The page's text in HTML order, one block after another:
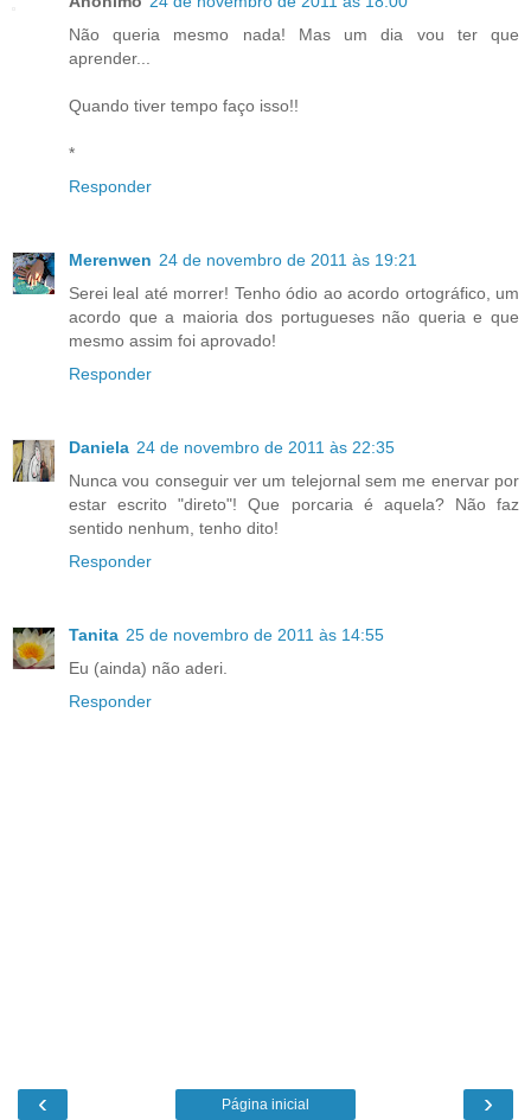
Não queria mesmo nada! Mas um dia vou ter que
aprender...
Quando tiver tempo faço isso!!
*
Responder
Merenwen 24 de novembro de 2011 às 19:21
Serei leal até morrer! Tenho ódio ao acordo ortográfico, um
acordo que a maioria dos portugueses não queria e que
mesmo assim foi aprovado!
Responder
Daniela 24 de novembro de 2011 às 22:35
Nunca vou conseguir ver um telejornal sem me enervar por
estar escrito "direto"! Que porcaria é aquela? Não faz
sentido nenhum, tenho dito!
Responder
Tanita 25 de novembro de 2011 às 14:55
Eu (ainda) não aderi.
Responder
‹ ›
Página inicial